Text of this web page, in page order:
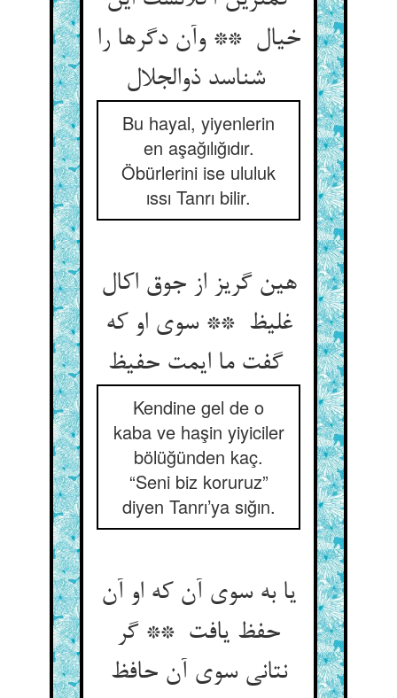
خیال ** وآن دگرها را
شناسد ذوالجلال
Bu hayal, yiyenlerin
en aşağılığıdır.
Öbürlerini ise ululuk
ıssı Tanrı bilir.
هین گریز از جوق اکال
غلیظ ** سوی او که
گفت ما ایمت حفیظ
Kendine gel de o
kaba ve haşin yiyiciler
bölüğünden kaç.
“Seni biz koruruz”
diyen Tanrı’ya sığın.
یا به سوی آن که او آن
حفظ یافت ** گر
نتانی سوی آن حافظ